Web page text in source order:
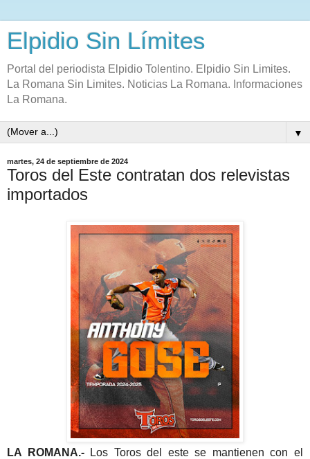
Elpidio Sin Límites
Portal del periodista Elpidio Tolentino. Elpidio Sin Limites.
La Romana Sin Limites. Noticias La Romana. Informaciones
La Romana.
▼
martes, 24 de septiembre de 2024
Toros del Este contratan dos relevistas
importados
LA ROMANA.-
Los Toros del este se mantienen con el